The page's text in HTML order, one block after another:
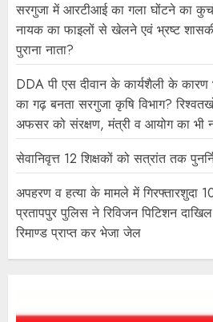
सरगुजा में आरटीआई का गला घोंटने का
नायक का फाइलों से खेलने एवं भ्रष्ट
पुराना नाता?
DDA पी एस दीवान के कार्यशैली के कारण
का गढ़ बनता सरगुजा कृषि विभाग?
अफसर को संरक्षण, मंत्री व आयोग का भी
सेवानिवृत्त 12 शिक्षकों को सत्रांत तक
अपहरण व हत्या के मामले में गिरफ्तारशुदा
प्रतापपुर पुलिस ने रिविजन पिटिशन
रिमाण्ड प्राप्त कर भेजा जेल